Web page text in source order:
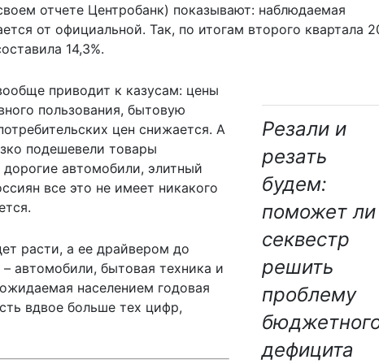
отчете Центробанк) показывают: наблюдаемая
от официальной. Так, по итогам второго квартала
14,3%.
Резали и
резать
будем:
поможет ли
секвестр
решить
проблему
дефицита
приводит к казусам: цены
пользования, бытовую
цен снижается. А
подешевели товары
автомобили, элитный
все это не имеет никакого
расти, а ее драйвером до
автомобили, бытовая техника и
населением годовая
вдвое больше тех цифр,